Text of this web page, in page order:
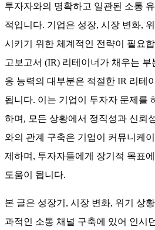
투자자와의 명확하고 일관된 소통
적입니다. 기업은 성장, 시장 변화,
시키기 위한 체계적인 전략이 필요
고보고서 (IR) 리테이너가 채우는 부
응 능력의 대부분은 적절한 IR 리테
됩니다. 이는 기업이 투자자 문제를
하며, 모든 상황에서 정직성과 신뢰
와의 관계 구축은 기업이 커뮤니케
제하며, 투자자들에게 장기적 목표
도움이 됩니다.
본 글은 성장기, 시장 변화, 위기 상
과적인 소통 채널 구축에 있어 인시